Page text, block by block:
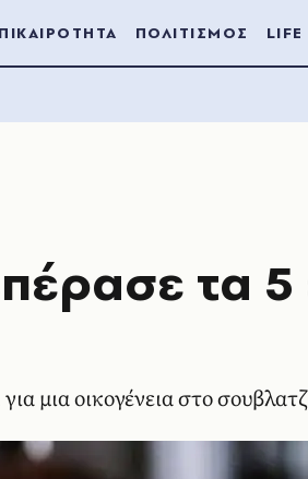
ΠΟΛΙΤΙΣΜΟΣ LIFE
τα
μια οικογένεια στο